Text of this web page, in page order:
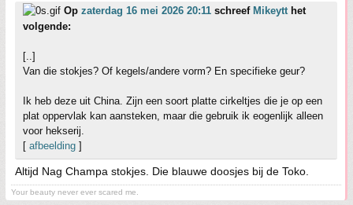
Op zaterdag 16 mei 2026 20:11 schreef Mikeytthet
volgende:
[..]
Van die stokjes? Of kegels/andere vorm? En specifieke geur?
Ik heb deze uit China. Zijn een soort platte cirkeltjes die je op een
plat oppervlak kan aansteken, maar die gebruik ik eogenlijk alleen
voor hekserij.
[ afbeelding ]
Altijd Nag Champa stokjes. Die blauwe doosjes bij de Toko.
Your beauty never ever scared me.